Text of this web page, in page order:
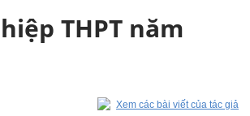
THPT năm
Xem các bài viết của tác giả